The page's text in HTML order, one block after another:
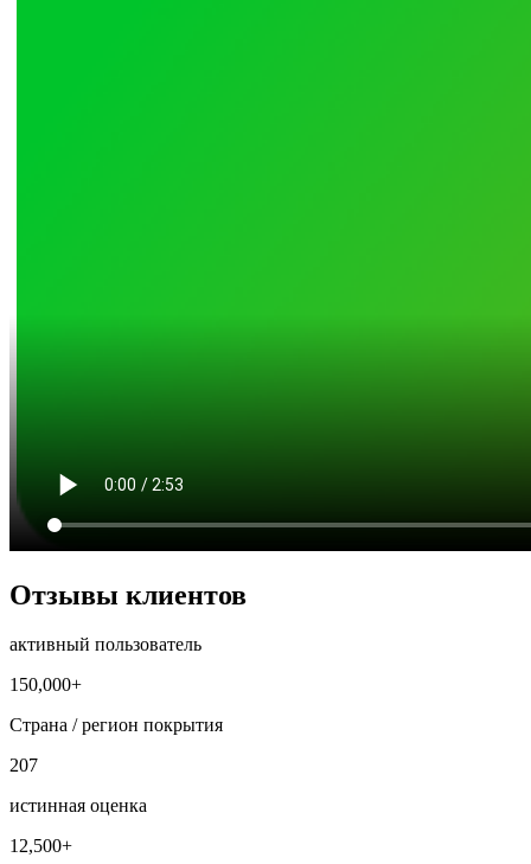
Отзывы клиентов
активный пользователь
150,000+
Страна / регион покрытия
207
истинная оценка
12,500+